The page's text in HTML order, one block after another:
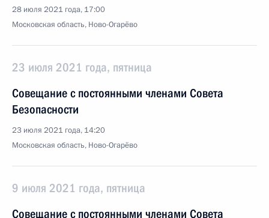
28 июля 2021 года, 17:00
Московская область, Ново-Огарёво
23 июля 2021 года, пятница
Совещание с постоянными членами Совета
Безопасности
23 июля 2021 года, 14:20
Московская область, Ново-Огарёво
9 июля 2021 года, пятница
Совещание с постоянными членами Совета